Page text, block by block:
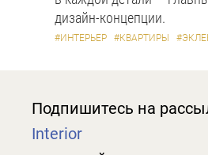
дизайн-концепции.
#ИНТЕРЬЕР #КВАРТИРЫ
Подпишитесь на
Interior